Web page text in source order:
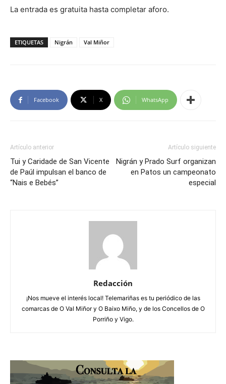
La entrada es gratuita hasta completar aforo.
ETIQUETAS Nigrán Val Miñor
Facebook X WhatsApp
Artículo anterior
Tui y Caridade de San Vicente
de Paúl impulsan el banco de
“Nais e Bebés”
Artículo siguiente
Nigrán y Prado Surf organizan
en Patos un campeonato
especial
Redacción
¡Nos mueve el interés local! Telemariñas es tu periódico de las
comarcas de O Val Miñor y O Baixo Miño, y de los Concellos de O
Porriño y Vigo.